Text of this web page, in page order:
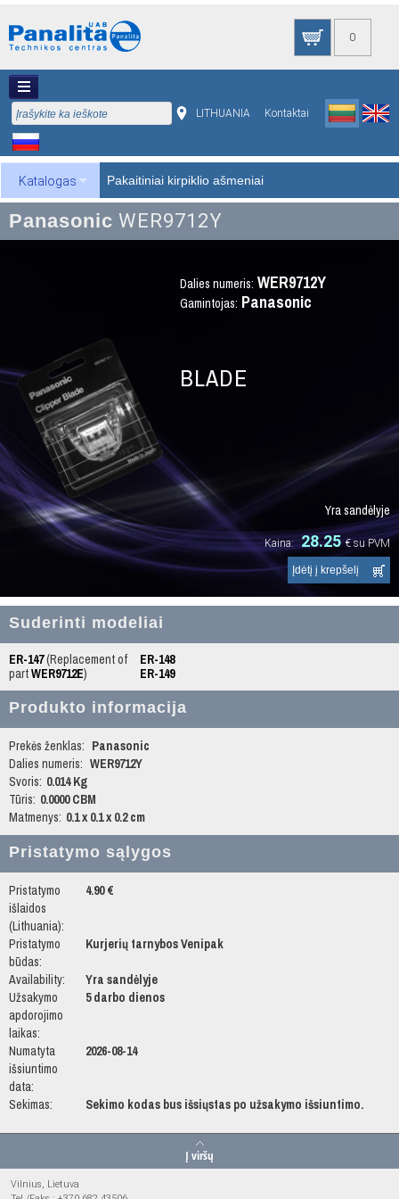
0
LITHUANIA Kontaktai
Katalogas Pakaitiniai kirpiklio ašmeniai
Panasonic WER9712Y
Dalies numeris: WER9712Y
Gamintojas: Panasonic
BLADE
Yra sandėlyje
Kaina: 28.25 €su PVM
Suderinti modeliai
ER-147(Replacement of
partWER9712E)
ER-148
ER-149
Produkto informacija
Prekės ženklas: Panasonic
Dalies numeris: WER9712Y
Svoris: 0.014 Kg
Tūris: 0.0000 CBM
Matmenys: 0.1 x 0.1 x 0.2 cm
Pristatymo sąlygos
Pristatymo
išlaidos
(Lithuania):
4.90 €
Pristatymo
būdas:
Kurjerių tarnybos Venipak
Availability:
Yra sandėlyje
Užsakymo
apdorojimo
laikas:
5 darbo dienos
Numatyta
išsiuntimo
data:
2026-08-14
Sekimas: Sekimo kodas bus išsiųstas po užsakymo išsiuntimo.
Į viršų
Vilnius, Lietuva